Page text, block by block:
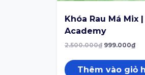
Khóa Rau Má Mix
Academy
2.500.000₫ 999.000₫
Thêm vào giỏ